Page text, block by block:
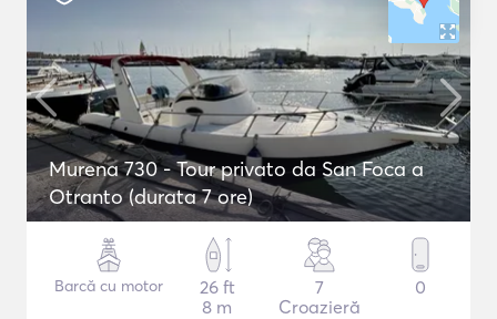
Murena 730 - Tour privato da San Foca a
Otranto (durata 7 ore)
Barcă cu motor
26 ft
8 m
7
Croazieră
0